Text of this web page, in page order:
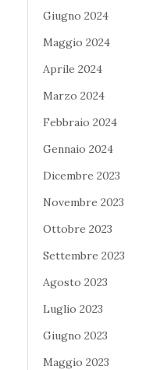
Giugno 2024
Maggio 2024
Aprile 2024
Marzo 2024
Febbraio 2024
Gennaio 2024
Dicembre 2023
Novembre 2023
Ottobre 2023
Settembre 2023
Agosto 2023
Luglio 2023
Giugno 2023
Maggio 2023